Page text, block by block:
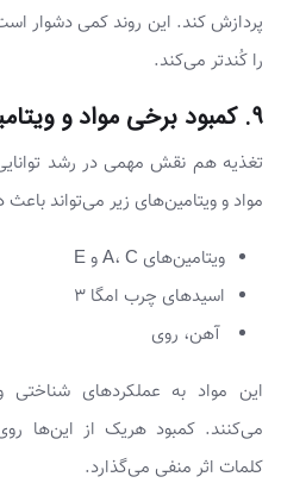
پردازش کند. این روند کمی دشوار
را کُندتر می‌کند.
۹. کمبود برخی مواد و ویتامین‌ها
تغذیه هم نقش مهمی در رشد
مواد و ویتامین‌های زیر می‌تواند
ویتامین‌های A، C و E
اسیدهای چرب امگا 3
آهن، روی
این مواد به عملکردهای
می‌کنند. کمبود هریک از این‌ها
کلمات اثر منفی می‌گذارد.